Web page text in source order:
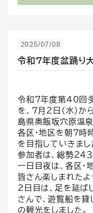
2025/07/08
令和7年度盆踊り
令和7年度第40回
を、7月2日（水）か
島県奥飯坂穴原温泉
各区・地区を朝7時
を目指していきまし
参加者は、総勢２４
一日目夜は、各区・
皆さん楽しまれたよ
2日目は、足を延ば
さんで、遊覧船を貸
の観光をしました。